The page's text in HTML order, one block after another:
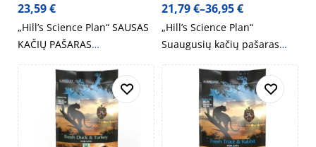
23,59€
„Hill’s Science Plan“ SAUSAS
KAČIŲ PAŠARAS
„HYPOALLERGENIC“
21,79€–36,95€
„Hill’s Science Plan“
Suaugusių kačių pašaras
„Hairball & Perfect Coat“